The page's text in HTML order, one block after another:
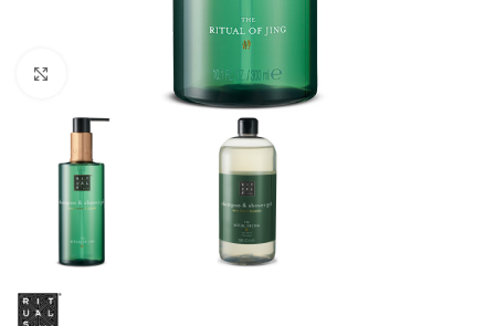
Clicca per ingrandire